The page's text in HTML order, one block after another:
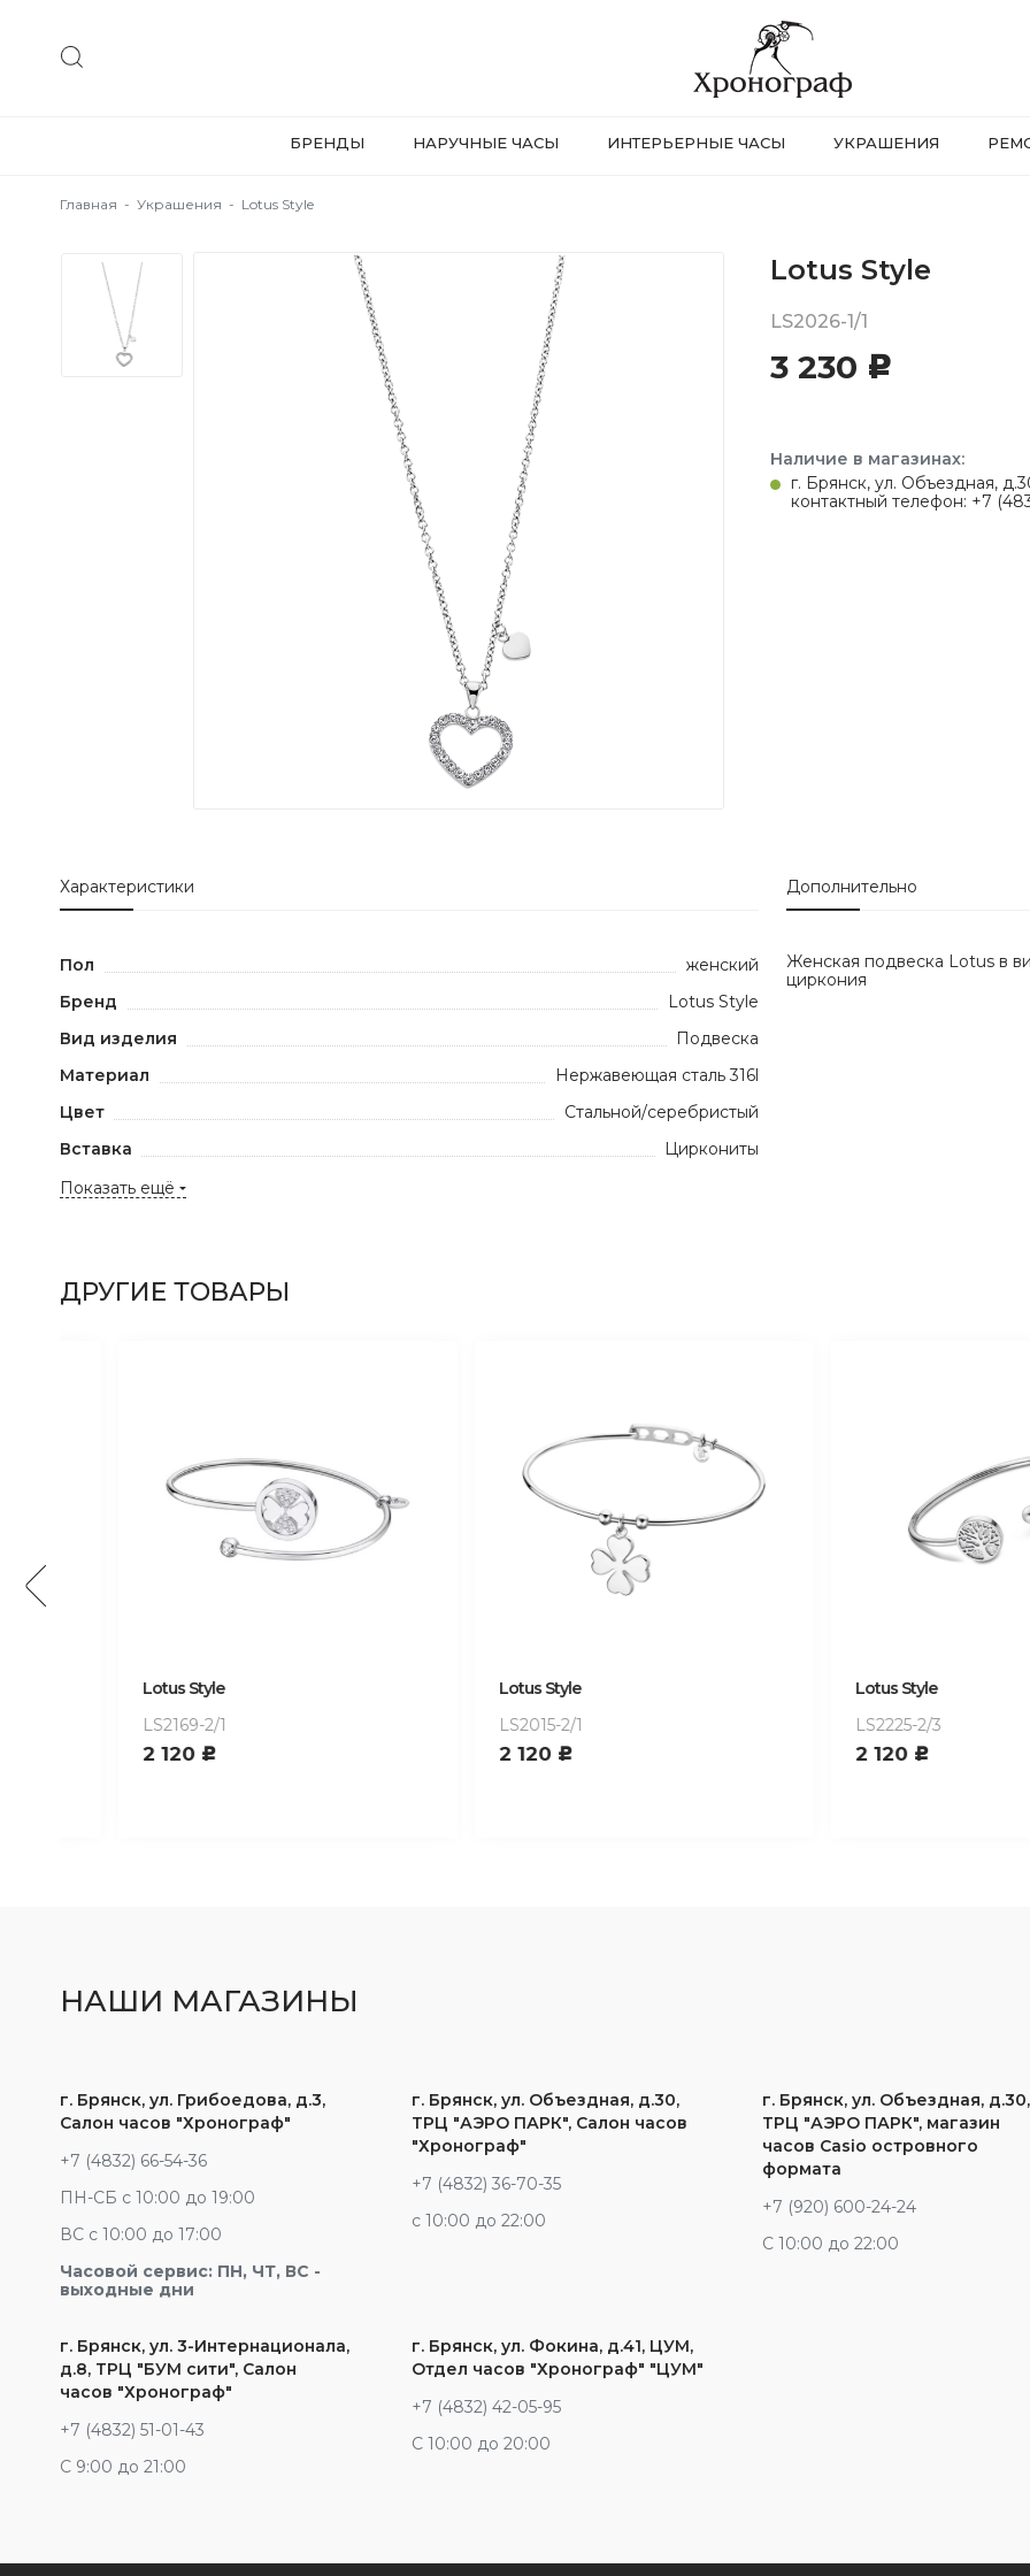
БРЕНДЫ НАРУЧНЫЕ ЧАСЫ ИНТЕРЬЕРНЫЕ ЧАСЫ УКРАШЕНИЯ
Главная - Украшения - Lotus Style
Lotus Style
LS2026-1/1
3 230 c
Наличие в магазинах:
г. Брянск, ул. Объездная,
контактный телефон: +7
Характеристики
Пол
женский
Бренд
Lotus Style
Вид изделия
Подвеска
Материал
Нержавеющая сталь 316l
Цвет
Стальной/серебристый
Вставка
Циркониты
Показать ещё
Дополнительно
Женская подвеска Lotus в
циркония
ДРУГИЕ ТОВАРЫ
Lotus Style
LS2169-2/1
2 120c
Lotus Style
LS2015-2/1
2 120c
Lotus Style
LS2225-2/3
2 120c
НАШИ МАГАЗИНЫ
г. Брянск, ул. Грибоедова, д.3,
Салон часов "Хронограф"
+7 (4832) 66-54-36
ПН-СБ с 10:00 до 19:00
ВС с 10:00 до 17:00
Часовой сервис: ПН, ЧТ, ВС -
выходные дни
г. Брянск, ул. Объездная, д.30,
ТРЦ "АЭРО ПАРК", Салон часов
"Хронограф"
+7 (4832) 36-70-35
c 10:00 до 22:00
г. Брянск, ул. Объездная, д.30,
ТРЦ "АЭРО ПАРК", магазин
часов Casio островного
формата
+7 (920) 600-24-24
С 10:00 до 22:00
г. Брянск, ул. 3-Интернационала,
д.8, ТРЦ "БУМ сити", Салон
часов "Хронограф"
+7 (4832) 51-01-43
С 9:00 до 21:00
г. Брянск, ул. Фокина, д.41, ЦУМ,
Отдел часов "Хронограф" "ЦУМ"
+7 (4832) 42-05-95
С 10:00 до 20:00